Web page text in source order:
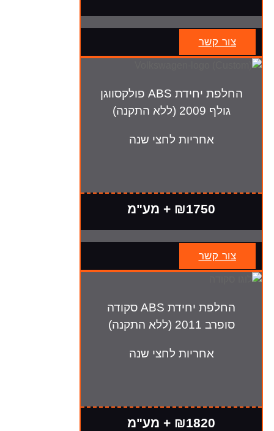
צור קשר
החלפת יחידת ABS פולקסווגן
גולף 2009 (ללא התקנה)
אחריות לחצי שנה
₪1750 + מע"מ
צור קשר
החלפת יחידת ABS סקודה
סופרב 2011 (ללא התקנה)
אחריות לחצי שנה
₪1820 + מע"מ